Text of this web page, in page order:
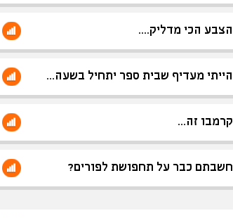
הצבע הכי מדליק....
הייתי מעדיף שבית ספר יתחיל בשעה...
קרמבו זה...
חשבתם כבר על תחפושת לפורים?